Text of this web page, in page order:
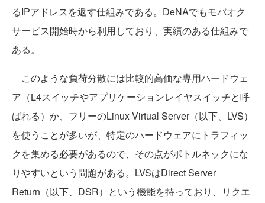
るIPアドレスを返す仕組みである。DeNAでもモバオク
サービス開始時から利用しており、実績のある仕組みで
ある。
このような負荷分散には比較的高価な専用ハードウェ
ア（L4スイッチやアプリケーションレイヤスイッチと呼
ばれる）か、フリーのLinux Virtual Server（以下、LVS）
を使うことが多いが、特定のハードウェアにトラフィッ
クを集める必要があるので、その点がボトルネックにな
りやすいという問題がある。LVSはDirect Server
Return（以下、DSR）という機能を持っており、リクエ